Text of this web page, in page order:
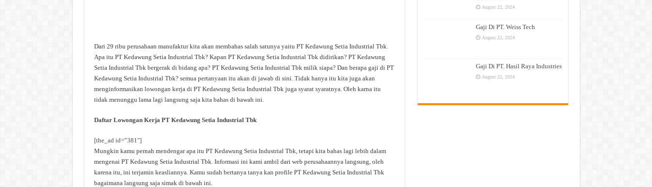
Dari 29 ribu perusahaan manufaktur kita akan membahas salah satunya yaitu PT Kedawung Setia Industrial Tbk.
Apa itu PT Kedawung Setia Industrial Tbk? Kapan PT Kedawung Setia Industrial Tbk didirikan? PT Kedawung
Setia Industrial Tbk bergerak di bidang apa? PT Kedawung Setia Industrial Tbk milik siapa? Dan berapa gaji di PT
Kedawung Setia Industrial Tbk? semua pertanyaan itu akan di jawab di sini. Tidak hanya itu kita juga akan
menginformasikan lowongan kerja di PT Kedawung Setia Industrial Tbk juga syarat syaratnya. Oleh karna itu
tidak menunggu lama lagi langsung saja kita bahas di bawah ini.
Daftar Lowongan Kerja PT Kedawung Setia Industrial Tbk
[the_ad id=”381″]
Mungkin kamu pernah mendengar apa itu PT Kedawung Setia Industrial Tbk, tetapi kita bahas lagi lebih dalam
mengenai PT Kedawung Setia Industrial Tbk. Informasi ini kami ambil dari web perusahaannya langsung, oleh
karena itu, ini terjamin keasliannya. Kamu sudah bertanya tanya kan profile PT Kedawung Setia Industrial Tbk
bagaimana langsung saja simak di bawah ini.
August 22, 2024
Gaji Di PT. Weiss Tech
August 22, 2024
Gaji Di PT. Hasil Raya Industries
August 22, 2024